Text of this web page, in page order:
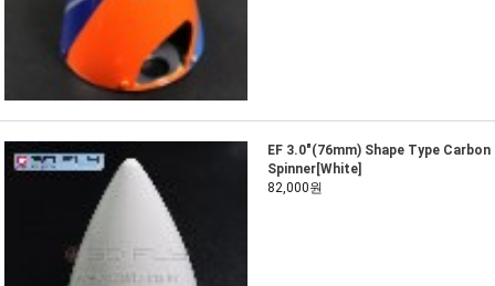
EF 3.0"(76mm) Shape Type Carbon
Spinner[White]
82,000원